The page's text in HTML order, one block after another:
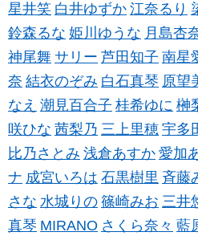
星井笑 白井ゆずか 江奈るり
鈴森るな 姫川ゆうな 月島杏
神尾舞 サリー 芦田知子 南星
奈 結衣のぞみ 白石真琴 原望
なえ 潮見百合子 桂希ゆに 榊
咲ひな 茜梨乃 三上里穂 宇多
比乃さとみ 浅倉あすか 愛加
ナ 成宮いろは 石黒樹里 斉藤
さな 水城りの 篠崎みお 三井
真琴 MIRANO さくら奈々 藍